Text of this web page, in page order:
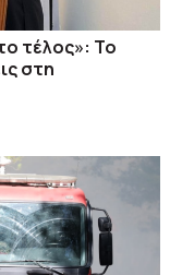
τέλος»: Το
στη